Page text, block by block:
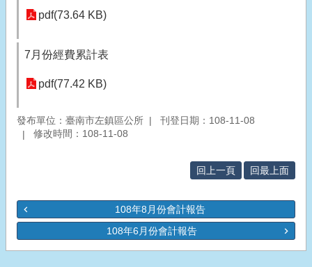
pdf(73.64 KB)
7月份經費累計表
pdf(77.42 KB)
發布單位：臺南市左鎮區公所
刊登日期：108-11-08
修改時間：108-11-08
回上一頁 回最上面
108年8月份會計報告
108年6月份會計報告